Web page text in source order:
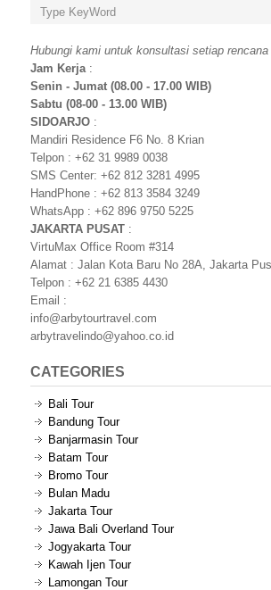
Hubungi kami untuk konsultasi setiap
Jam Kerja:
Senin - Jumat (08.00 - 17.00 WIB)
Sabtu (08-00 - 13.00 WIB)
SIDOARJO :
Mandiri Residence F6 No. 8 Krian
Telpon : +62 31 9989 0038
SMS Center: +62 812 3281 4995
HandPhone : +62 813 3584 3249
WhatsApp : +62 896 9750 5225
JAKARTA PUSAT :
VirtuMax Office Room #314
Alamat : Jalan Kota Baru No 28A, Jakarta
Telpon : +62 21 6385 4430
Email :
info@arbytourtravel.com
arbytravelindo@yahoo.co.id
CATEGORIES
Bali Tour
Bandung Tour
Banjarmasin Tour
Batam Tour
Bromo Tour
Bulan Madu
Jakarta Tour
Jawa Bali Overland Tour
Jogyakarta Tour
Kawah Ijen Tour
Lamongan Tour